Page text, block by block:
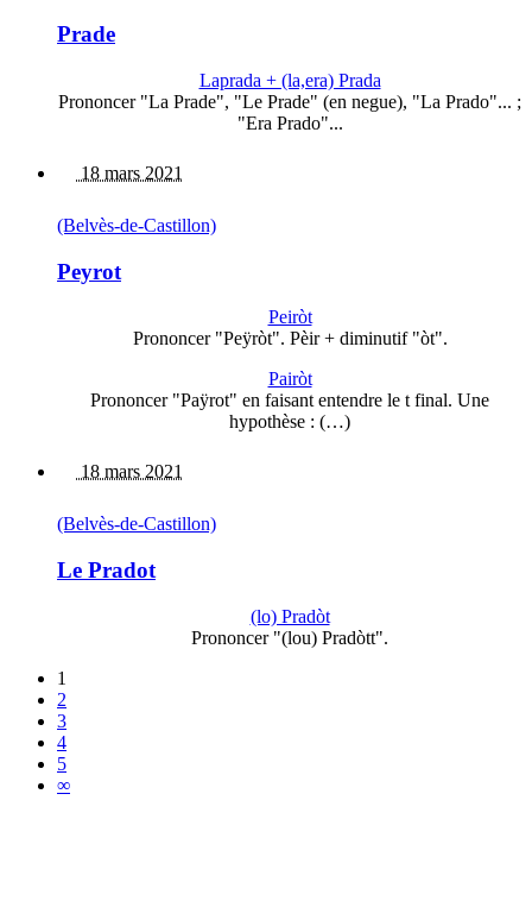
Prade
Laprada + (la,era) Prada
Prononcer "La Prade", "Le Prade" (en negue), "La Prado"... ;
"Era Prado"...
18 mars 2021
(Belvès-de-Castillon)
Peyrot
Peiròt
Prononcer "Peÿròt". Pèir + diminutif "òt".
Pairòt
Prononcer "Paÿrot" en faisant entendre le t final. Une
hypothèse : (…)
18 mars 2021
(Belvès-de-Castillon)
Le Pradot
(lo) Pradòt
Prononcer "(lou) Pradòtt".
1
2
3
4
5
∞